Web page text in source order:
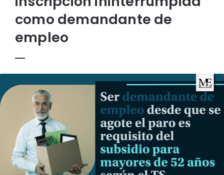
como demandante de
empleo